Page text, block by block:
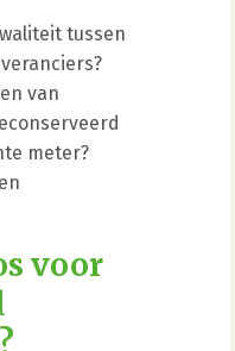
tussen
van
meter?
voor